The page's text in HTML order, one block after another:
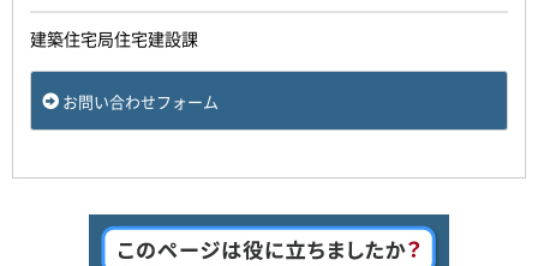
建築住宅局住宅建設課
お問い合わせフォーム